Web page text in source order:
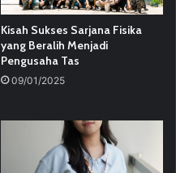
Kisah Sukses Sarjana Fisika
yang Beralih Menjadi
Pengusaha Tas
09/01/2025